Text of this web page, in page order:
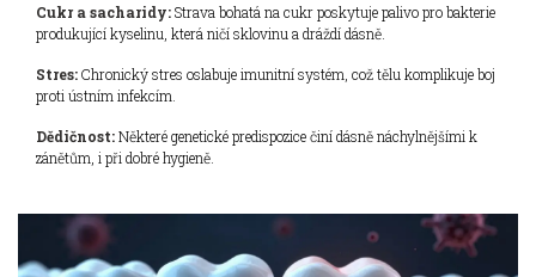
Cukr a sacharidy:Strava bohatá na cukr poskytuje palivo pro bakterie
produkující kyselinu, která ničí sklovinu a dráždí dásně.
Stres:Chronický stres oslabuje imunitní systém, což tělu komplikuje boj
proti ústním infekcím.
Dědičnost:Některé genetické predispozice činí dásně náchylnějšími k
zánětům, i při dobré hygieně.